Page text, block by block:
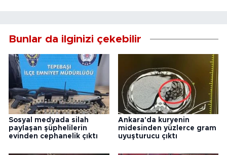
Bunlar da ilginizi çekebilir
Sosyal medyada silah
paylaşan şüphelilerin
evinden cephanelik çıktı
Ankara'da kuryenin
midesinden yüzlerce gram
uyuşturucu çıktı